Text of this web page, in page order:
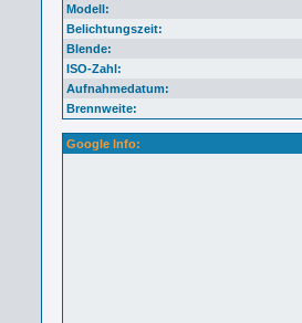
Modell:
Belichtungszeit:
Blende:
ISO-Zahl:
Aufnahmedatum:
Brennweite:
Google Info: